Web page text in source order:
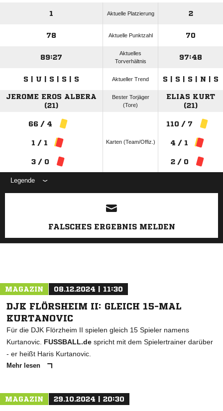
1 Aktuelle Platzierung 2
78 Aktuelle Punktzahl 70
89:27
Aktuelles
Torverhältnis
97:48
S | U | S | S | S Aktueller Trend S | S | S | N | S
JEROME EROS ALBERA
(21)
Bester Torjäger
(Tore)
ELIAS KURT
(21)
66 / 4
1 / 1
3 / 0
Karten (Team/Offiz.)
110 / 7
4 / 1
2 / 0
Legende
ANZEIGE
FALSCHES ERGEBNIS MELDEN
MAGAZIN 08.12.2024 | 11:30
DJK FLÖRSHEIM II: GLEICH 15-MAL
KURTANOVIC
Für die DJK Flörzheim II spielen gleich 15 Spieler namens
Kurtanovic. FUSSBALL.de spricht mit dem Spielertrainer darüber
- er heißt Haris Kurtanovic.
Mehr lesen
MAGAZIN 29.10.2024 | 20:30